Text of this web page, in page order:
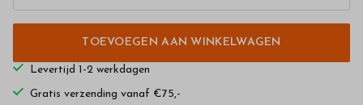
TOEVOEGEN AAN WINKELWAGEN
Levertijd 1-2 werkdagen
Gratis verzending vanaf €75,-